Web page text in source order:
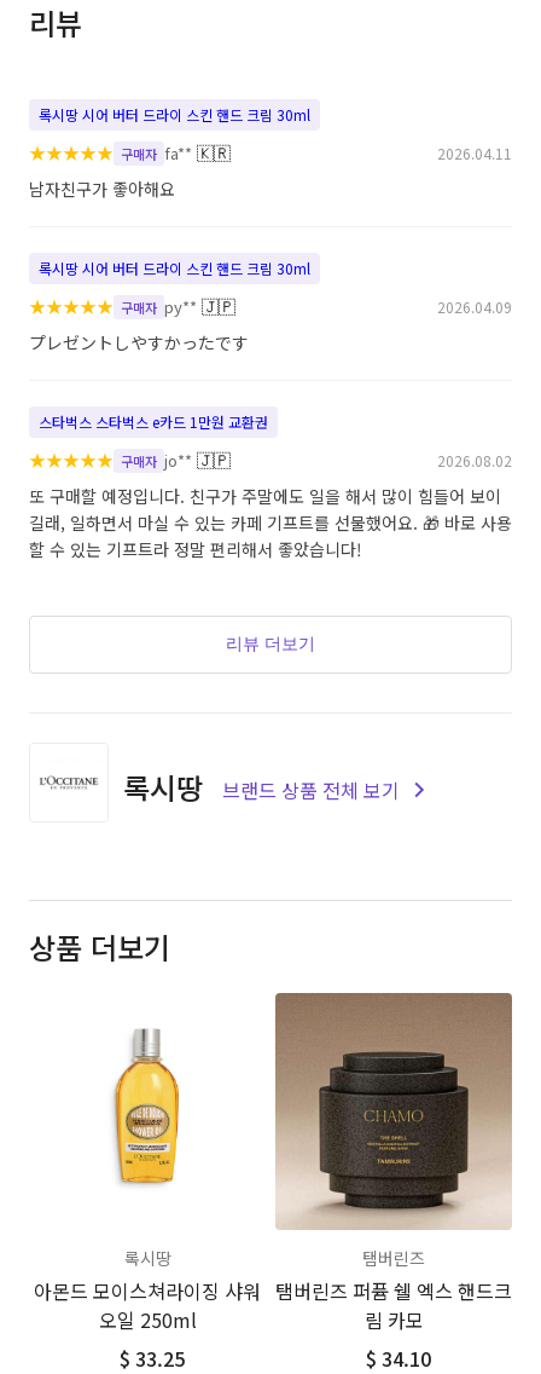
리뷰
록시땅 시어 버터 드라이 스킨 핸드 크림 30ml
★★★★★ 구매자 fa** 🇰🇷 2026.04.11
남자친구가 좋아해요
록시땅 시어 버터 드라이 스킨 핸드 크림 30ml
★★★★★ 구매자 py** 🇯🇵 2026.04.09
プレゼントしやすかったです
스타벅스 스타벅스 e카드 1만원 교환권
★★★★★ 구매자 jo** 🇯🇵 2026.08.02
또 구매할 예정입니다. 친구가 주말에도 일을 해서 많이 힘들어 보이
길래, 일하면서 마실 수 있는 카페 기프트를 선물했어요. 🎁 바로 사용
할 수 있는 기프트라 정말 편리해서 좋았습니다!
리뷰 더보기
록시땅 브랜드 상품 전체 보기
상품 더보기
록시땅
아몬드 모이스쳐라이징 샤워
오일 250ml
$ 33.25
탬버린즈
탬버린즈 퍼퓸 쉘 엑스 핸드크
림 카모
$ 34.10